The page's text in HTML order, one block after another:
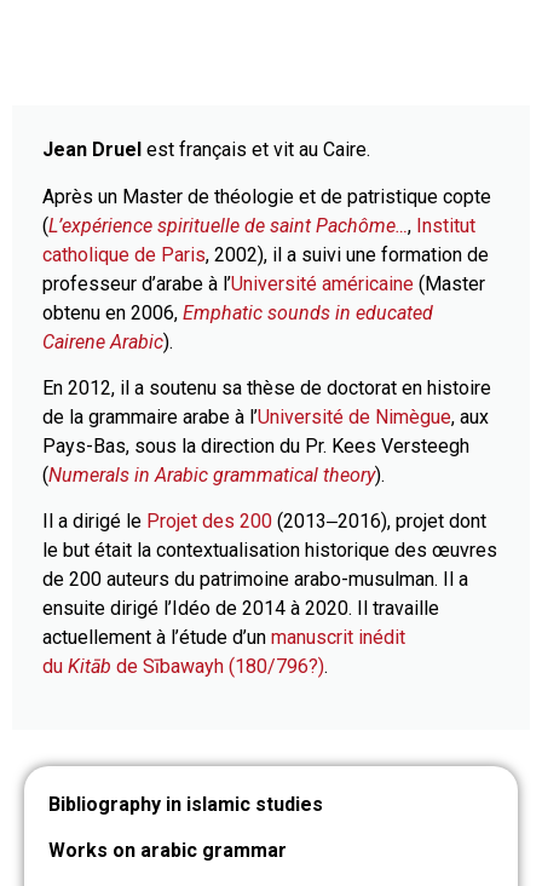
Jean Druel est français et vit au Caire.
Après un Master de théologie et de patristique copte
(L’expérience spirituelle de saint Pachôme…, Institut
catholique de Paris, 2002), il a suivi une formation de
professeur d’arabe à l’Université américaine (Master
obtenu en 2006, Emphatic sounds in educated
Cairene Arabic).
En 2012, il a soutenu sa thèse de doctorat en histoire
de la grammaire arabe à l’Université de Nimègue, aux
Pays-Bas, sous la direction du Pr. Kees Versteegh
(Numerals in Arabic grammatical theory).
Il a dirigé le Projet des 200 (2013‒2016), projet dont
le but était la contextualisation historique des œuvres
de 200 auteurs du patrimoine arabo-musulman. Il a
ensuite dirigé l’Idéo de 2014 à 2020. Il travaille
actuellement à l’étude d’un manuscrit inédit
du Kitāb de Sībawayh (180/796?).
Bibliography in islamic studies
Works on arabic grammar